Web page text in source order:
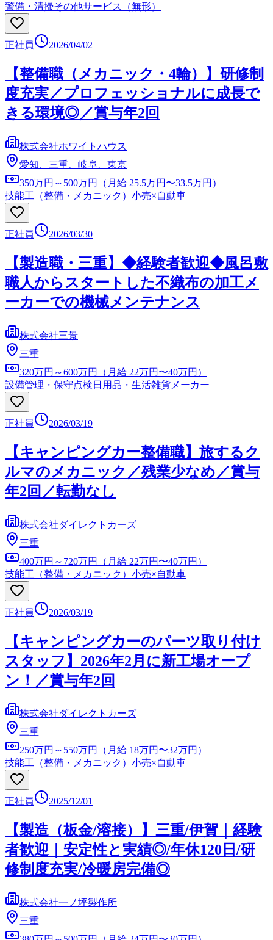
警備・清掃その他サービス（無形）
正社員 2026/04/02
【整備職（メカニック・4輪）】研修制
度充実／プロフェッショナルに成長で
きる環境◎／賞与年2回
株式会社ホワイトハウス
愛知、三重、岐阜、東京
350万円～500万円（月給 25.5万円〜33.5万円）
技能工（整備・メカニック） 小売×自動車
正社員 2026/03/30
【製造職・三重】◆経験者歓迎◆風呂敷
職人からスタートした不織布の加工メ
ーカーでの機械メンテナンス
株式会社三景
三重
320万円～600万円（月給 22万円〜40万円）
設備管理・保守点検 日用品・生活雑貨メーカー
正社員 2026/03/19
【キャンピングカー整備職】旅するク
ルマのメカニック／残業少なめ／賞与
年2回／転勤なし
株式会社ダイレクトカーズ
三重
400万円～720万円（月給 22万円〜40万円）
技能工（整備・メカニック） 小売×自動車
正社員 2026/03/19
【キャンピングカーのパーツ取り付け
スタッフ】2026年2月に新工場オープ
ン！／賞与年2回
株式会社ダイレクトカーズ
三重
250万円～550万円（月給 18万円〜32万円）
技能工（整備・メカニック） 小売×自動車
正社員 2025/12/01
【製造（板金/溶接）】三重/伊賀｜経験
者歓迎｜安定性と実績◎/年休120日/研
修制度充実/冷暖房完備◎
株式会社一ノ坪製作所
三重